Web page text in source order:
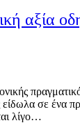
αξία
σε ένα
λίγο…